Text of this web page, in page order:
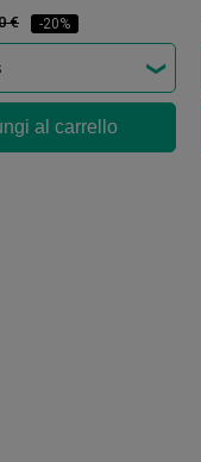
€ -20%
al carrello